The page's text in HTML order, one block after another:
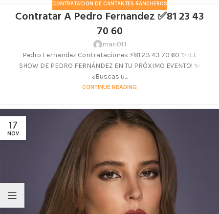
CONTRATACION DE CANTANTES RANCHEROS
Contratar A Pedro Fernandez ✅81 23 43
70 60
mari01.1
Pedro Fernandez Contrataciones ⚡81 23 43 70 60 ✨ ¡EL
SHOW DE PEDRO FERNÁNDEZ EN TU PRÓXIMO EVENTO! ✨
¿Buscas u...
CONTINUE READING
17
NOV